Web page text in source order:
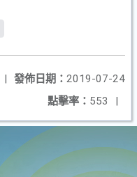
發佈日期： 2019-07-24
|
點擊率： 553 |